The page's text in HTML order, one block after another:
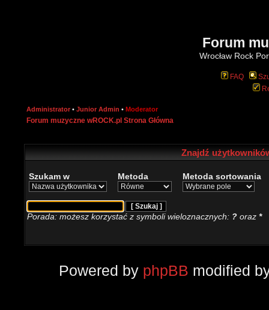
Forum
Wrocław Rock
FAQ
Administrator • Junior Admin • Moderator
Forum muzyczne wROCK.pl Strona Główna
Znajdź
Szukam w Metoda Metoda sortowania
Porada: możesz korzystać z symboli wieloznacznych: ? oraz *
Powered by phpBB modified